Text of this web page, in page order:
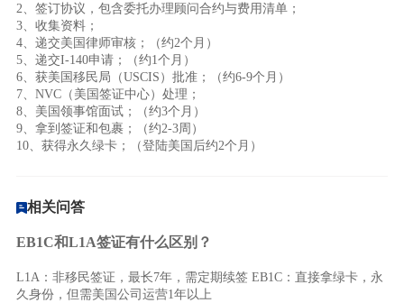
2、签订协议，包含委托办理顾问合约与费用清单；
3、收集资料；
4、递交美国律师审核；
（约2个月）
5、递交I-140申请；
（约1个月）
6、获美国移民局（USCIS）批准；
（约6-9个月）
7、NVC（美国签证中心）处理；
8、美国领事馆面试；（约3个月）
9、拿到签证和包裹；（约2-3周）
10、获得永久绿卡；
（登陆美国后约2个月 ）
相关问答
EB1C和L1A签证有什么区别？
L1A：非移民签证，最长7年，需定期续签 EB1C：直接拿绿卡，永
久身份，但需美国公司运营1年以上